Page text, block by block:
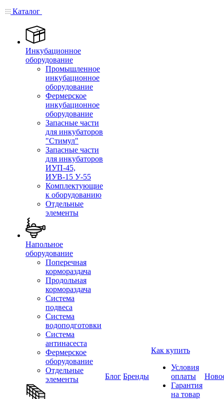
Каталог
Инкубационное
оборудование
Промышленное
инкубационное
оборудование
Фермерское
инкубационное
оборудование
Запасные части
для инкубаторов
"Стимул"
Запасные части
для инкубаторов
ИУП-45,
ИУВ-15 У-55
Комплектующие
к оборудованию
Отдельные
элементы
Напольное
оборудование
Поперечная
кормораздача
Продольная
кормораздача
Система
подвеса
Система
водоподготовки
Система
антинасеста
Фермерское
оборудование
Отдельные
элементы
Блог Бренды
Как купить
Условия
оплаты
Гарантия
на товар